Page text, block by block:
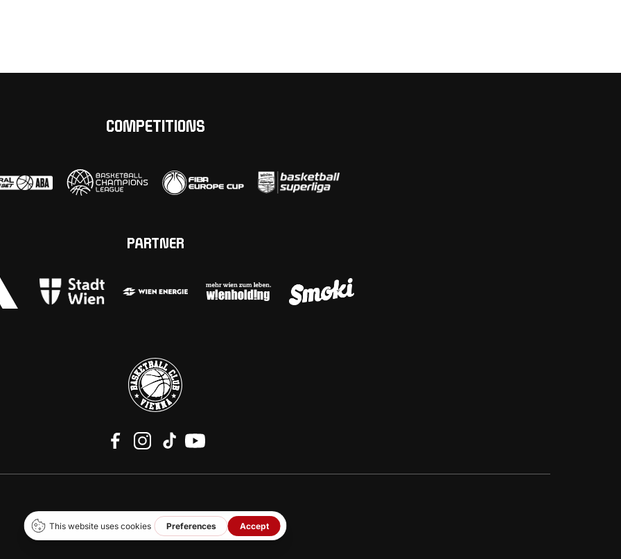
COMPETITIONS
PARTNER